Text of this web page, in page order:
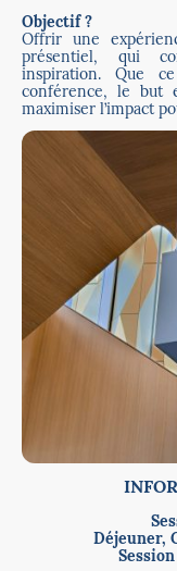
Objectif ?
Offrir une
présentiel, qui
inspiration. Que
conférence, le but
maximiser l’impact
Déjeuner,